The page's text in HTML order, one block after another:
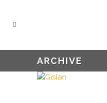
ARCHIVE